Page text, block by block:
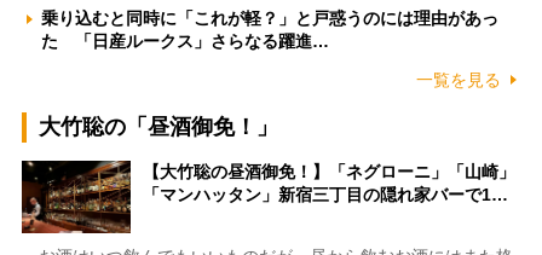
乗り込むと同時に「これが軽？」と戸惑うのには理由があっ
た 「日産ルークス」さらなる躍進…
一覧を見る
大竹聡の「昼酒御免！」
【大竹聡の昼酒御免！】「ネグローニ」「山崎」
「マンハッタン」新宿三丁目の隠れ家バーで1…